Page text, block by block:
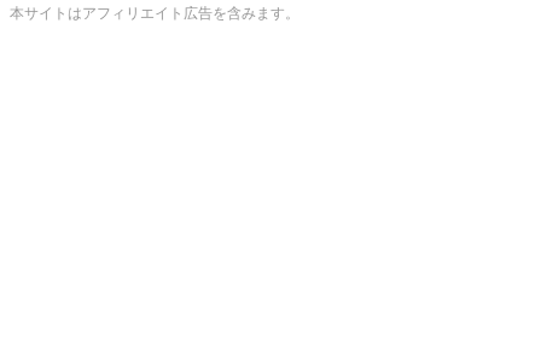
本サイトはアフィリエイト広告を含みます。